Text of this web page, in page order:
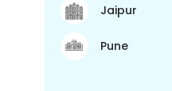
Jaipur
Pune